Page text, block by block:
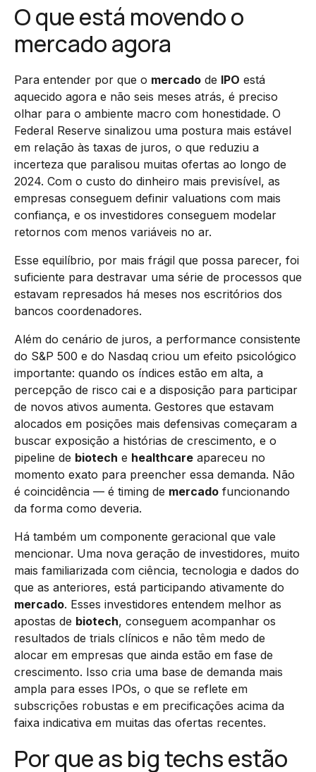
O que está movendo o
mercado agora
Para entender por que o mercado de IPO está
aquecido agora e não seis meses atrás, é preciso
olhar para o ambiente macro com honestidade. O
Federal Reserve sinalizou uma postura mais estável
em relação às taxas de juros, o que reduziu a
incerteza que paralisou muitas ofertas ao longo de
2024. Com o custo do dinheiro mais previsível, as
empresas conseguem definir valuations com mais
confiança, e os investidores conseguem modelar
retornos com menos variáveis no ar.
Esse equilíbrio, por mais frágil que possa parecer, foi
suficiente para destravar uma série de processos que
estavam represados há meses nos escritórios dos
bancos coordenadores.
Além do cenário de juros, a performance consistente
do S&P 500 e do Nasdaq criou um efeito psicológico
importante: quando os índices estão em alta, a
percepção de risco cai e a disposição para participar
de novos ativos aumenta. Gestores que estavam
alocados em posições mais defensivas começaram a
buscar exposição a histórias de crescimento, e o
pipeline de biotech e healthcare apareceu no
momento exato para preencher essa demanda. Não
é coincidência — é timing de mercado funcionando
da forma como deveria.
Há também um componente geracional que vale
mencionar. Uma nova geração de investidores, muito
mais familiarizada com ciência, tecnologia e dados do
que as anteriores, está participando ativamente do
mercado. Esses investidores entendem melhor as
apostas de biotech, conseguem acompanhar os
resultados de trials clínicos e não têm medo de
alocar em empresas que ainda estão em fase de
crescimento. Isso cria uma base de demanda mais
ampla para esses IPOs, o que se reflete em
subscrições robustas e em precificações acima da
faixa indicativa em muitas das ofertas recentes.
Por que as big techs estão